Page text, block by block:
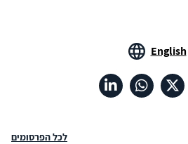
English
לכל הפרסומים